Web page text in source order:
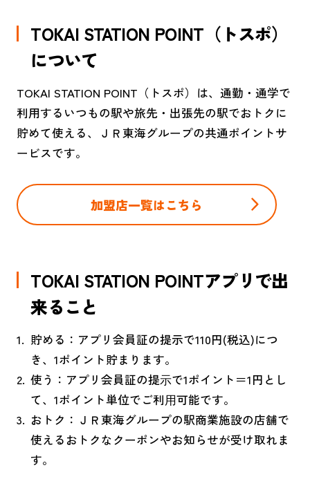
TOKAI STATION POINT（トスポ）
について
TOKAI STATION POINT（トスポ）は、通勤・通学で
利用するいつもの駅や旅先・出張先の駅でおトクに
貯めて使える、ＪＲ東海グループの共通ポイントサ
ービスです。
加盟店一覧はこちら
TOKAI STATION POINTアプリで出
来ること
貯める：アプリ会員証の提示で110円(税込)につ
き、1ポイント貯まります。
使う：アプリ会員証の提⽰で1ポイント＝1円とし
て、1ポイント単位でご利⽤可能です。
おトク：ＪＲ東海グループの駅商業施設の店舗で
使えるおトクなクーポンやお知らせが受け取れま
す。